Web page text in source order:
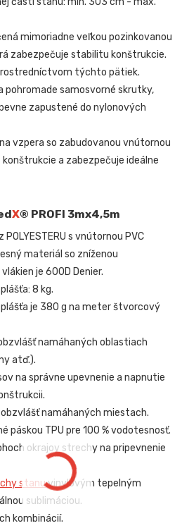
mimoriadne veľkou pozinkovanou
zabezpečuje stabilitu konštrukcie.
týchto pätiek.
pohromade samosvorné skrutky,
zapustené do nylonových
vzpera so zabudovanou vnútornou
a zabezpečuje ideálne
X® PROFI 3mx4,5m
s vnútornou PVC
materiál so zníženou
je 600D Denier.
8 kg.
je 380 g na meter štvorcový
namáhaných oblastiach
atď.).
na správne upevnenie a napnutie
namáhaných miestach.
páskou TPU pre 100 % vodotesnosť.
okrajov strechy na pripevnenie
stanuvinylovým tepelným
sublimáciou.
kombinácií.